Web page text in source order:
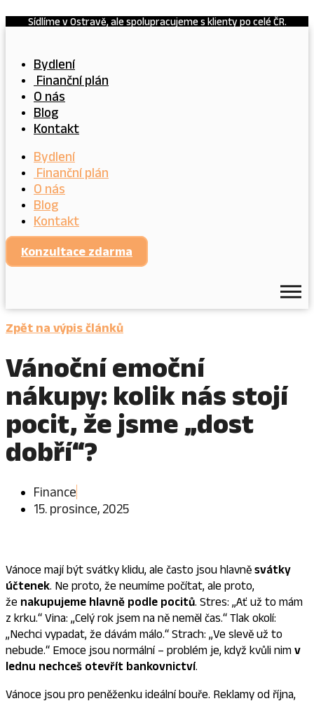
k
Sídlíme v Ostravě, ale spolupracujeme s klienty po celé ČR.
Bydlení
Finanční plán
O nás
Blog
Kontakt
Bydlení
Finanční plán
O nás
Blog
Kontakt
Konzultace zdarma
Zpět na výpis článků
Vánoční emoční
nákupy: kolik nás stojí
pocit, že jsme „dost
dobří“?
Finance
15. prosince, 2025
Vánoce mají být svátky klidu, ale často jsou hlavně svátky
účtenek . Ne proto, že neumíme počítat, ale proto,
že nakupujeme hlavně podle pocitů . Stres: „Ať už to mám
z krku.“ Vina: „Celý rok jsem na ně neměl čas.“ Tlak okolí:
„Nechci vypadat, že dávám málo.“ Strach: „Ve slevě už to
nebude.“ Emoce jsou normální – problém je, když kvůli nim v
lednu nechceš otevřít bankovnictví
Vánoce jsou pro peněženku ideální bouře. Reklamy od října,